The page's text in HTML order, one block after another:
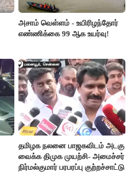
அசாம் வெள்ளம் - உயிரிழந்தோர்
எண்ணிக்கை 99 ஆக உயர்வு!
தமிழக நலனை பாஜகவிடம் அடகு
வைக்க திமுக முயற்சி- அமைச்சர்
நிர்மல்குமார் பரபரப்பு குற்றச்சாட்டு